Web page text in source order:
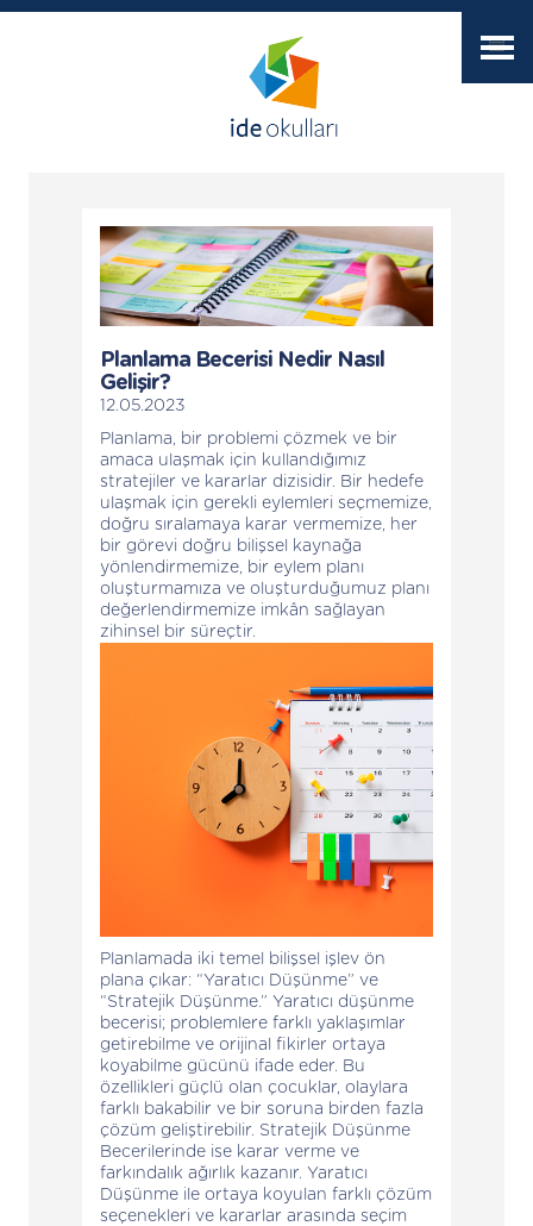
Planlama Becerisi Nedir Nasıl
Gelişir?
12.05.2023
Planlama, bir problemi çözmek ve bir
amaca ulaşmak için kullandığımız
stratejiler ve kararlar dizisidir. Bir hedefe
ulaşmak için gerekli eylemleri seçmemize,
doğru sıralamaya karar vermemize, her
bir görevi doğru bilişsel kaynağa
yönlendirmemize, bir eylem planı
oluşturmamıza ve oluşturduğumuz planı
değerlendirmemize imkân sağlayan
zihinsel bir süreçtir.
Planlamada iki temel bilişsel işlev ön
plana çıkar: “Yaratıcı Düşünme” ve
“Stratejik Düşünme.” Yaratıcı düşünme
becerisi; problemlere farklı yaklaşımlar
getirebilme ve orijinal fikirler ortaya
koyabilme gücünü ifade eder. Bu
özellikleri güçlü olan çocuklar, olaylara
farklı bakabilir ve bir soruna birden fazla
çözüm geliştirebilir. Stratejik Düşünme
Becerilerinde ise karar verme ve
farkındalık ağırlık kazanır. Yaratıcı
Düşünme ile ortaya koyulan farklı çözüm
seçenekleri ve kararlar arasında seçim